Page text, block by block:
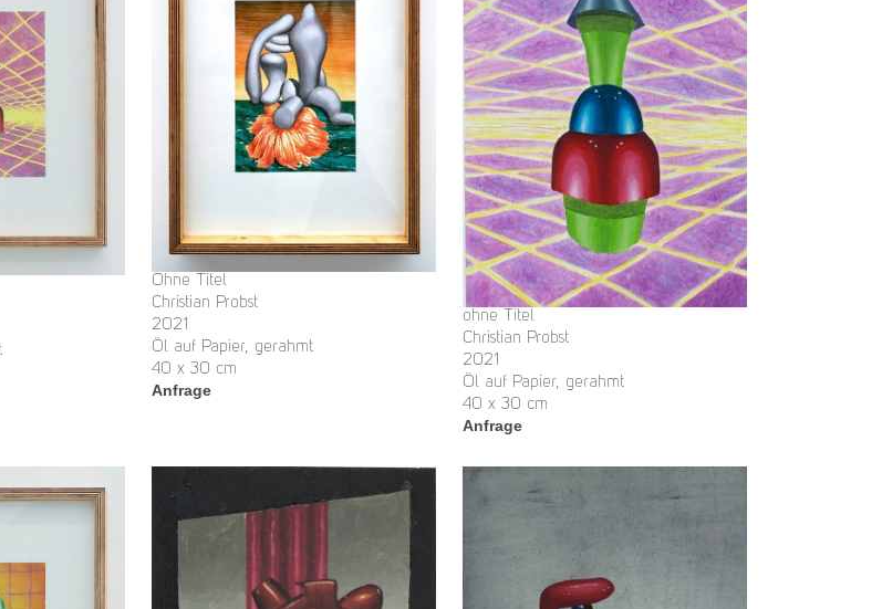
Ohne Titel
Christian Probst
2021
Öl auf Papier, gerahmt
40 x 30 cm
Anfrage
ohne Titel
Christian Probst
2021
Öl auf Papier, gerahmt
40 x 30 cm
Anfrage